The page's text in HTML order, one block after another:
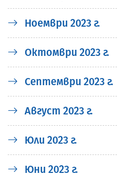
Ноември 2023 г.
Октомври 2023 г.
Септември 2023 г.
Август 2023 г.
Юли 2023 г.
Юни 2023 г.